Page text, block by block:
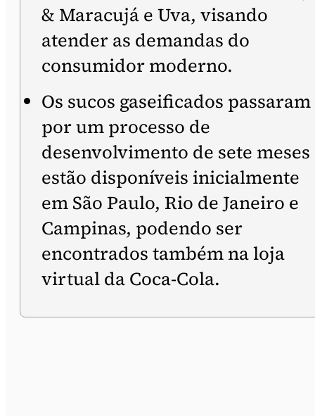
& Maracujá e Uva, visando
atender as demandas do
consumidor moderno.
Os sucos gaseificados passaram
por um processo de
desenvolvimento de sete meses
estão disponíveis inicialmente
em São Paulo, Rio de Janeiro e
Campinas, podendo ser
encontrados também na loja
virtual da Coca-Cola.